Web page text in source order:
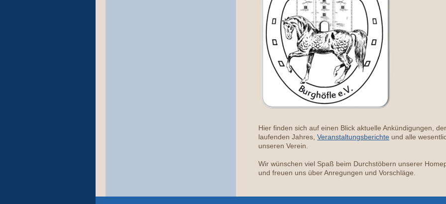
Hier finden sich auf einen Blick aktuelle Ankündigungen,
laufenden Jahres,Veranstaltungsberichte und alle
unseren Verein.
Wir wünschen viel Spaß beim Durchstöbern unserer
und freuen uns über Anregungen und Vorschläge.